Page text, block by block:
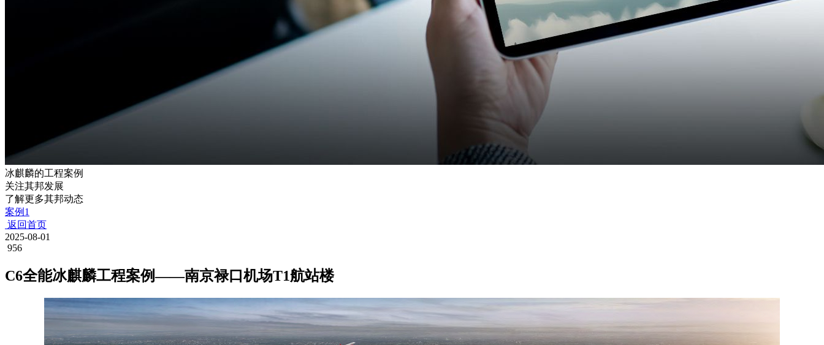
冰麒麟的工程案例
关注其邦发展
了解更多其邦动态
案例1
返回首页
2025-08-01
956
C6全能冰麒麟工程案例——南京禄口机场T1航站楼